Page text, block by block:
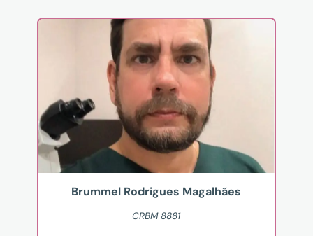
Brummel Rodrigues Magalhães
CRBM 8881